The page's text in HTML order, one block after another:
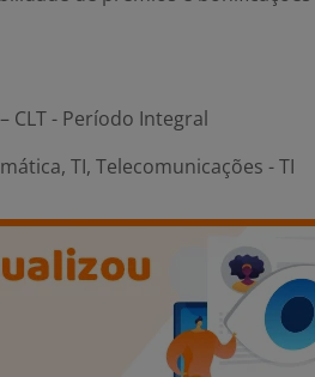
CLT - Período Integral
TI, Telecomunicações - TI